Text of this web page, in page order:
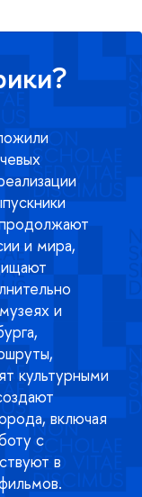
и мира,
и
культурными
включая
с
в